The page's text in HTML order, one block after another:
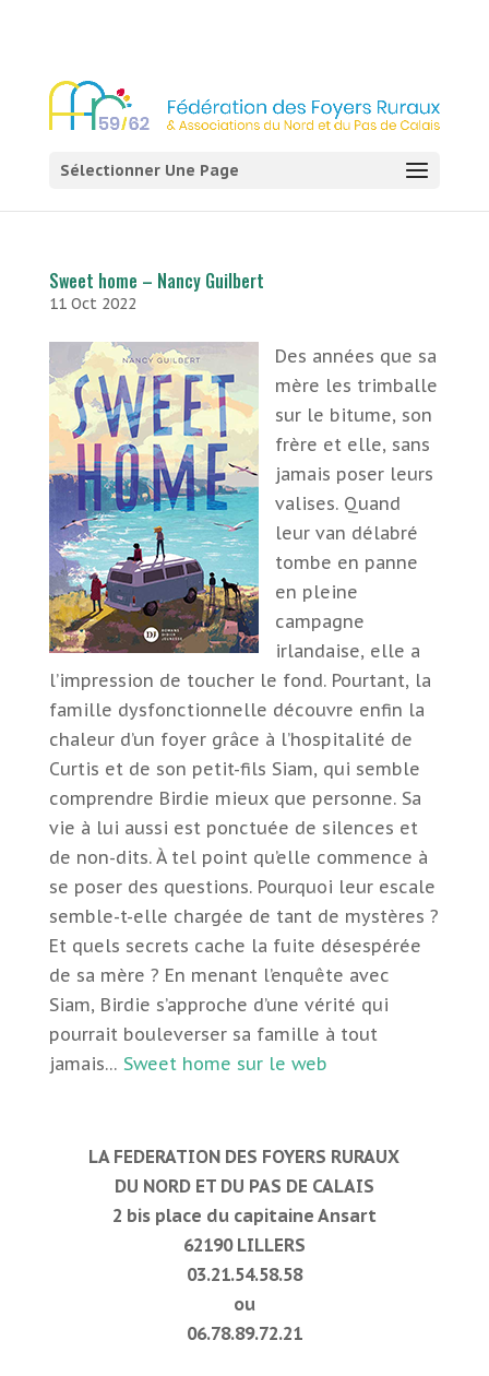
Sélectionner Une Page
Sweet home – Nancy Guilbert
11 Oct 2022
Des années que sa
mère les trimballe
sur le bitume, son
frère et elle, sans
jamais poser leurs
valises. Quand
leur van délabré
tombe en panne
en pleine
campagne
irlandaise, elle a
l’impression de toucher le fond. Pourtant, la
famille dysfonctionnelle découvre enfin la
chaleur d’un foyer grâce à l’hospitalité de
Curtis et de son petit-fils Siam, qui semble
comprendre Birdie mieux que personne. Sa
vie à lui aussi est ponctuée de silences et
de non-dits. À tel point qu’elle commence à
se poser des questions. Pourquoi leur escale
semble-t-elle chargée de tant de mystères ?
Et quels secrets cache la fuite désespérée
de sa mère ? En menant l’enquête avec
Siam, Birdie s’approche d’une vérité qui
pourrait bouleverser sa famille à tout
jamais… Sweet home sur le web
LA FEDERATION DES FOYERS RURAUX
DU NORD ET DU PAS DE CALAIS
2 bis place du capitaine Ansart
62190 LILLERS
03.21.54.58.58
ou
06.78.89.72.21